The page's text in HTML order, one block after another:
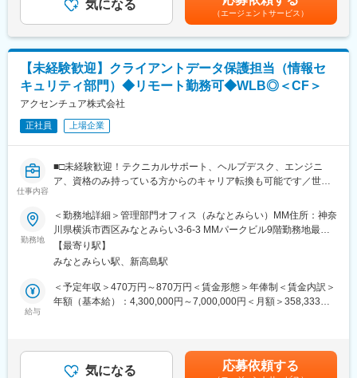
得率は84％、女性比率も30.4％へ増加。離職率が半減し、残業時
間減少等改善が進んでいます。制度面では「18時以降の会議原則
を実施。仕事とプライベートともに充実させ、生産性向上を生む
ツール共有・活用を奨励する等の意識向上に繋がっています。
変更の範囲：会社の定める業務
サービスとユーザーとのあらゆるタッチポイントを捉え、構想か
結びつけ、「あるべき未来」を設計し、ユーザーの心を動かす体
験へと具現化していきます。
また、AIをはじめとする新しいテクノロジーとの関係性も視野に
入れながら、直感的で寄り添う体験を構築します。
<具体的な業務内容>
・体験コンセプト・UX方針の策定
・情報設計・インタラクション設計
・プロトタイピングと検証
・チームとの共創・合意形成
・継続的な改善と価値向上
■プロジェクト事例：
・化粧品メーカーにおけるマーケティング トランスフォーメーシ
・飲料メーカーにおけるロイヤルティプログラム開発及びアプリ
グロース支援
2015年から開始した組織風土改革“Project PRIDE”により、有給取
じて上下する可能性があります。月給(月額)は固定手当を含めた表
記です。
気になる
（エージェントサービス）
【未経験歓迎】クライアントデータ保護担当（情報セ
キュリティ部門）◆リモート勤務可◆WLB◎＜CF＞
アクセンチュア株式会社
正社員 上場企業
仕事内容
■□未経験歓迎！テクニカルサポート、ヘルプデスク、エンジニ
ア、資格のみ持っている方からのキャリア転換も可能です／世界
ャリアカウンセラー制度で長期キャリア形成が可能／若手～ベテ
ラン層まで幅広く活躍中□■
【担当業務】
アクセンチュア、クライアント、およびクライアントのクライア
ントに対するビジネスリスクを軽減するために、顧客情報の保護
管理と基準を評価および確立する重要な役割です。主に現場の情
＜業務詳細＞
勤務地
＜勤務地詳細＞管理部門オフィス（みなとみらい）MM住所：神奈
川県横浜市西区みなとみらい3-6-3 MMパークビル9階勤務地最寄
駅：みなとみらい線／みなとみらい駅受動喫煙対策：屋内全面禁
煙変更の範囲：会社の定める事業所（リモートワーク含む）
【最寄り駅】
みなとみらい駅、新高島駅
給与
＜予定年収＞470万円～870万円＜賃金形態＞年俸制＜賃金内訳＞
年額（基本給）：4,300,000円～7,000,000円＜月額＞358,333円
通じて上下する可能性があります。月給(月額)は固定手当を含めた
表記です。気になる 応募依頼する